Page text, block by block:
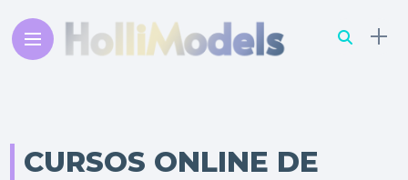
CURSOS ONLINE DE